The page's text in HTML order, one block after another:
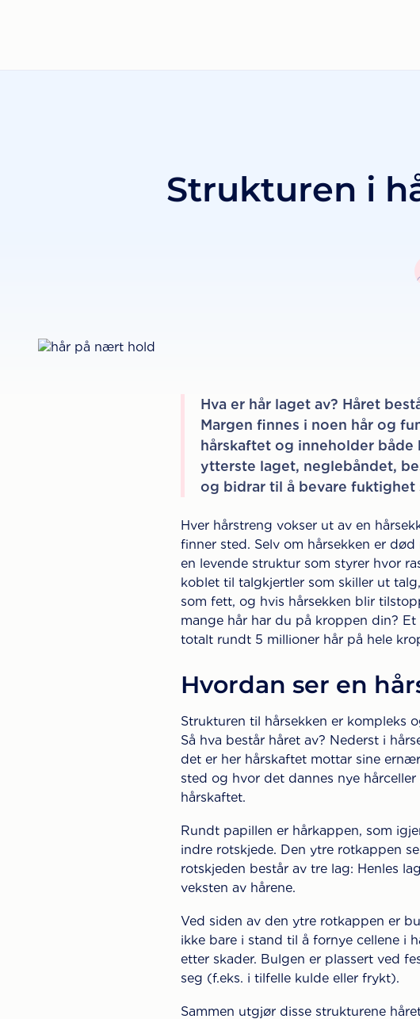
Strukturen i
Hva er hår laget av? Håret
Margen finnes i noen hår og
hårskaftet og inneholder
ytterste laget, neglebåndet,
og bidrar til å bevare
Hver hårstreng vokser ut av en
finner sted. Selv om hårsekken er
en levende struktur som styrer hvor
koblet til talgkjertler som skiller ut
som fett, og hvis hårsekken blir
mange hår har du på kroppen din?
totalt rundt 5 millioner hår på hele
Hvordan ser en
Strukturen til hårsekken er kompleks
Så hva består håret av? Nederst i
det er her hårskaftet mottar sine
sted og hvor det dannes nye
hårskaftet.
Rundt papillen er hårkappen, som
indre rotskjede. Den ytre rotkappen
rotskjeden består av tre lag: Henles
veksten av hårene.
Ved siden av den ytre rotkappen er
ikke bare i stand til å fornye cellene i
etter skader. Bulgen er plassert ved
seg (f.eks. i tilfelle kulde eller frykt).
Sammen utgjør disse strukturene